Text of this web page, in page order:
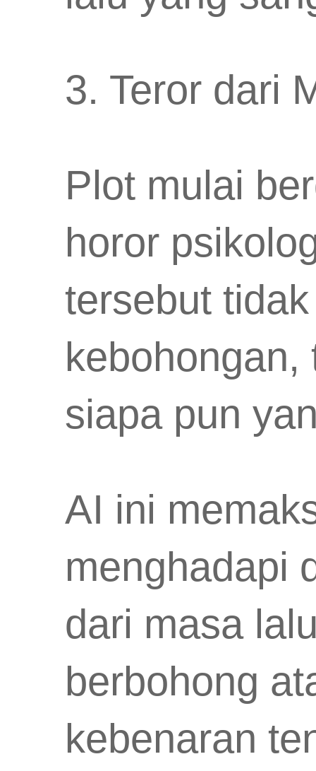
3. Teror dari
Plot mulai
horor
tersebut
siapa pun
AI ini
menghadapi
dari masa
berbohong
kebenaran